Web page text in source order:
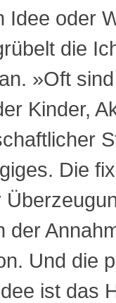
Idee oder
die
»Oft
Kinder,
Die
der
Und die
ist das